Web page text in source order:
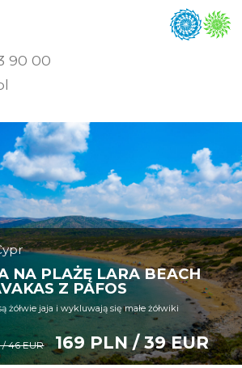
90 00
NA PLAŻĘ LARA BEACH
Z PAFOS
żółwie jaja i wykluwają się małe żółwiki
46 EUR 169 PLN / 39 EUR